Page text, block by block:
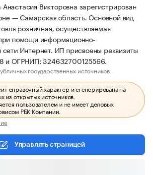
Викторовна зарегистрирован
— Самарская область. Основной вид
розничная, осуществляемая
помощи информационно-
Интернет. ИП присвоены реквизиты
и ОГРНИП: 324632700125566.
государственных источников.
справочный характер и сгенерирована на
из открытых источников.
пользователем и не имеет деловых
РБК Компании.
Управлять страницей